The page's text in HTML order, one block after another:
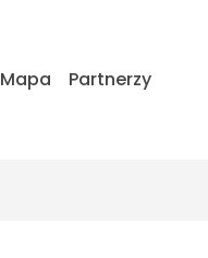
Mapa Partnerzy